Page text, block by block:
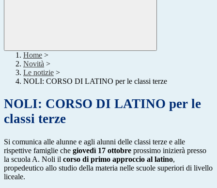
Home >
Novità >
Le notizie >
NOLI: CORSO DI LATINO per le classi terze
NOLI: CORSO DI LATINO per le
classi terze
Si comunica alle alunne e agli alunni delle classi terze e alle
rispettive famiglie che giovedì 17 ottobre prossimo inizierà presso
la scuola A. Noli il corso di primo approccio al latino,
propedeutico allo studio della materia nelle scuole superiori di livello
liceale.